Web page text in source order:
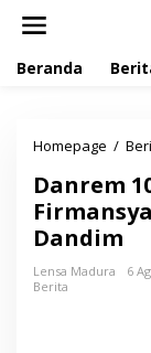
Beranda
Homepage /
Danrem
Dandim
Lensa Madura
6
Berita